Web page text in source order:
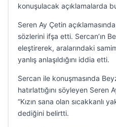
konuşulacak açıklamalarda
Seren Ay Çetin
sözlerini ifşa etti. Sercan’ın
eleştirerek, aralarındaki
yanlış anlaşıldığını iddia etti.
Sercan ile konuşmasında
hatırlattığını söyleyen Seren
“Kızın sana olan sıcakkanlı
dediğini belirtti.